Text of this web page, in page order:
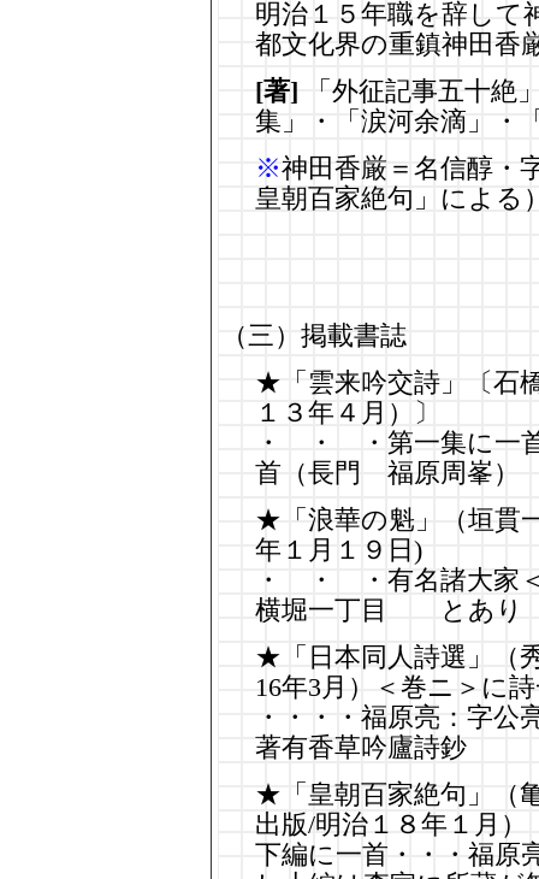
明治１５年職を辞して
都文化界の重鎮神田香
[著]
「外征記事五十絶
集」・「涙河余滴」・
※神田香厳＝名信醇・
皇朝百家絶句」による
（三）掲載書誌
★「雲来吟交詩」〔石
１３年４月）〕
・ ・ ・第一集に一
首（長門 福原周峯）
★「浪華の魁」（垣貫
年１月１９日)
・ ・ ・有名諸大家
横堀一丁目 とあり
★「日本同人詩選」（
16年3月）＜巻ニ＞に
・・・・福原亮：
著有香草吟廬詩鈔
★「皇朝百家絶句」（
出版/明治１８年１月）
下編に一首・・・福